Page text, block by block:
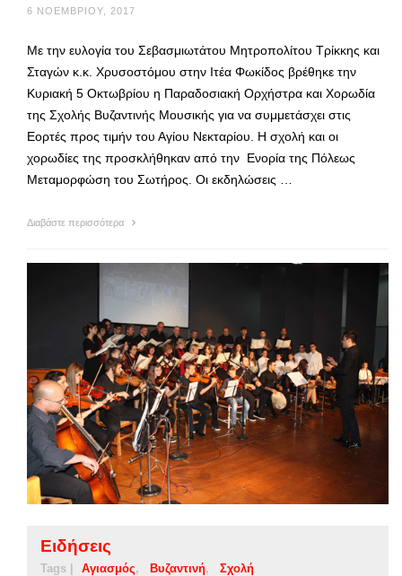
6 ΝΟΕΜΒΡΊΟΥ, 2017
Με την ευλογία του Σεβασμιωτάτου Μητροπολίτου Τρίκκης και
Σταγών κ.κ. Χρυσοστόμου στην Ιτέα Φωκίδος βρέθηκε την
Κυριακή 5 Οκτωβρίου η Παραδοσιακή Ορχήστρα και Χορωδία
της Σχολής Βυζαντινής Μουσικής για να συμμετάσχει στις
Εορτές προς τιμήν του Αγίου Νεκταρίου. Η σχολή και οι
χορωδίες της προσκλήθηκαν από την Ενορία της Πόλεως
Μεταμορφώση του Σωτήρος. Οι εκδηλώσεις …
Διαβάστε περισσότερα
Ειδήσεις
Tags | Αγιασμός Βυζαντινή Σχολή